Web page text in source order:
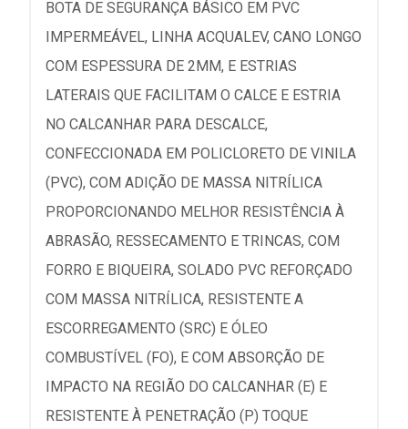
BOTA DE SEGURANÇA BÁSICO EM PVC
IMPERMEÁVEL, LINHA ACQUALEV, CANO LONGO
COM ESPESSURA DE 2MM, E ESTRIAS
LATERAIS QUE FACILITAM O CALCE E ESTRIA
NO CALCANHAR PARA DESCALCE,
CONFECCIONADA EM POLICLORETO DE VINILA
(PVC), COM ADIÇÃO DE MASSA NITRÍLICA
PROPORCIONANDO MELHOR RESISTÊNCIA À
ABRASÃO, RESSECAMENTO E TRINCAS, COM
FORRO E BIQUEIRA, SOLADO PVC REFORÇADO
COM MASSA NITRÍLICA, RESISTENTE A
ESCORREGAMENTO (SRC) E ÓLEO
COMBUSTÍVEL (FO), E COM ABSORÇÃO DE
IMPACTO NA REGIÃO DO CALCANHAR (E) E
RESISTENTE À PENETRAÇÃO (P) TOQUE